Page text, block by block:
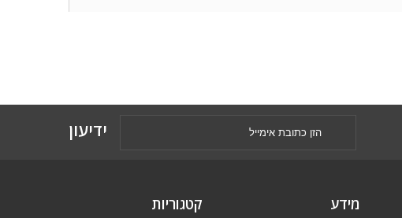
ידיעון
קטגוריות מידע